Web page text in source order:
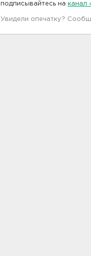
подписывайтесь на канал
Увидели опечатку?